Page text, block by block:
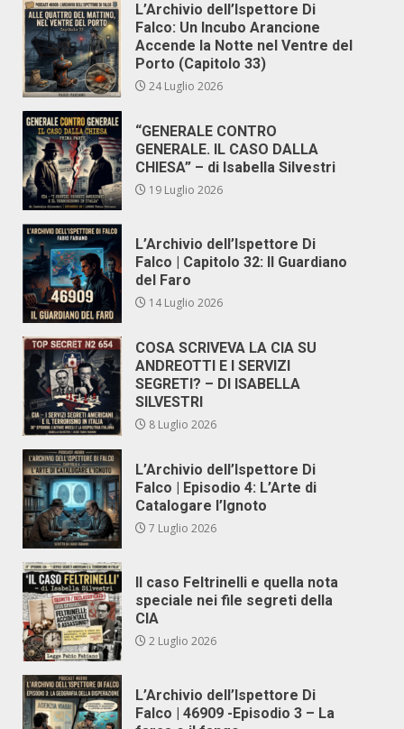
L’Archivio dell’Ispettore Di
Falco: Un Incubo Arancione
Accende la Notte nel Ventre del
Porto (Capitolo 33)
24 Luglio 2026
“GENERALE CONTRO
GENERALE. IL CASO DALLA
CHIESA” – di Isabella Silvestri
19 Luglio 2026
L’Archivio dell’Ispettore Di
Falco | Capitolo 32: Il Guardiano
del Faro
14 Luglio 2026
COSA SCRIVEVA LA CIA SU
ANDREOTTI E I SERVIZI
SEGRETI? – DI ISABELLA
SILVESTRI
8 Luglio 2026
L’Archivio dell’Ispettore Di
Falco | Episodio 4: L’Arte di
Catalogare l’Ignoto
7 Luglio 2026
Il caso Feltrinelli e quella nota
speciale nei file segreti della
CIA
2 Luglio 2026
L’Archivio dell’Ispettore Di
Falco | 46909 -Episodio 3 – La